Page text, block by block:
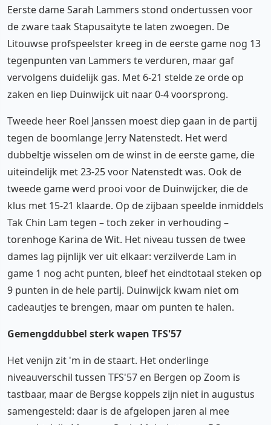
Eerste dame Sarah Lammers stond ondertussen voor
de zware taak Stapusaityte te laten zwoegen. De
Litouwse profspeelster kreeg in de eerste game nog 13
tegenpunten van Lammers te verduren, maar gaf
vervolgens duidelijk gas. Met 6-21 stelde ze orde op
zaken en liep Duinwijck uit naar 0-4 voorsprong.
Tweede heer Roel Janssen moest diep gaan in de partij
tegen de boomlange Jerry Natenstedt. Het werd
dubbeltje wisselen om de winst in de eerste game, die
uiteindelijk met 23-25 voor Natenstedt was. Ook de
tweede game werd prooi voor de Duinwijcker, die de
klus met 15-21 klaarde. Op de zijbaan speelde inmiddels
Tak Chin Lam tegen – toch zeker in verhouding –
torenhoge Karina de Wit. Het niveau tussen de twee
dames lag pijnlijk ver uit elkaar: verzilverde Lam in
game 1 nog acht punten, bleef het eindtotaal steken op
9 punten in de hele partij. Duinwijck kwam niet om
cadeautjes te brengen, maar om punten te halen.
Gemengddubbel sterk wapen TFS'57
Het venijn zit 'm in de staart. Het onderlinge
niveauverschil tussen TFS'57 en Bergen op Zoom is
tastbaar, maar de Bergse koppels zijn niet in augustus
samengesteld: daar is de afgelopen jaren al mee